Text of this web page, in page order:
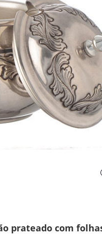
prateado com